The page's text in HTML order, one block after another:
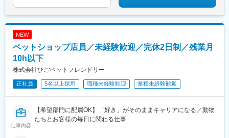
NEW
ペットショップ店員／未経験歓迎／完休2日制／残業月
10h以下
株式会社ひごペットフレンドリー
正社員 5名以上採用 職種未経験歓迎 業種未経験歓迎
仕事内容
【希望部門に配属OK】「好き」がそのままキャリアになる／動物
たちとお客様の毎日に関わる仕事